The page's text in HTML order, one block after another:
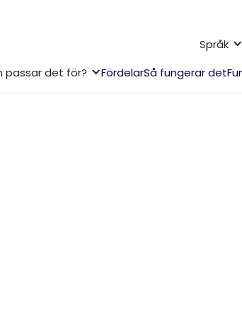
Språk
passar det för?
FördelarSå fungerar det